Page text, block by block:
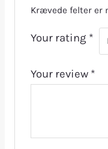
Krævede felter er
Your rating *
Your review *